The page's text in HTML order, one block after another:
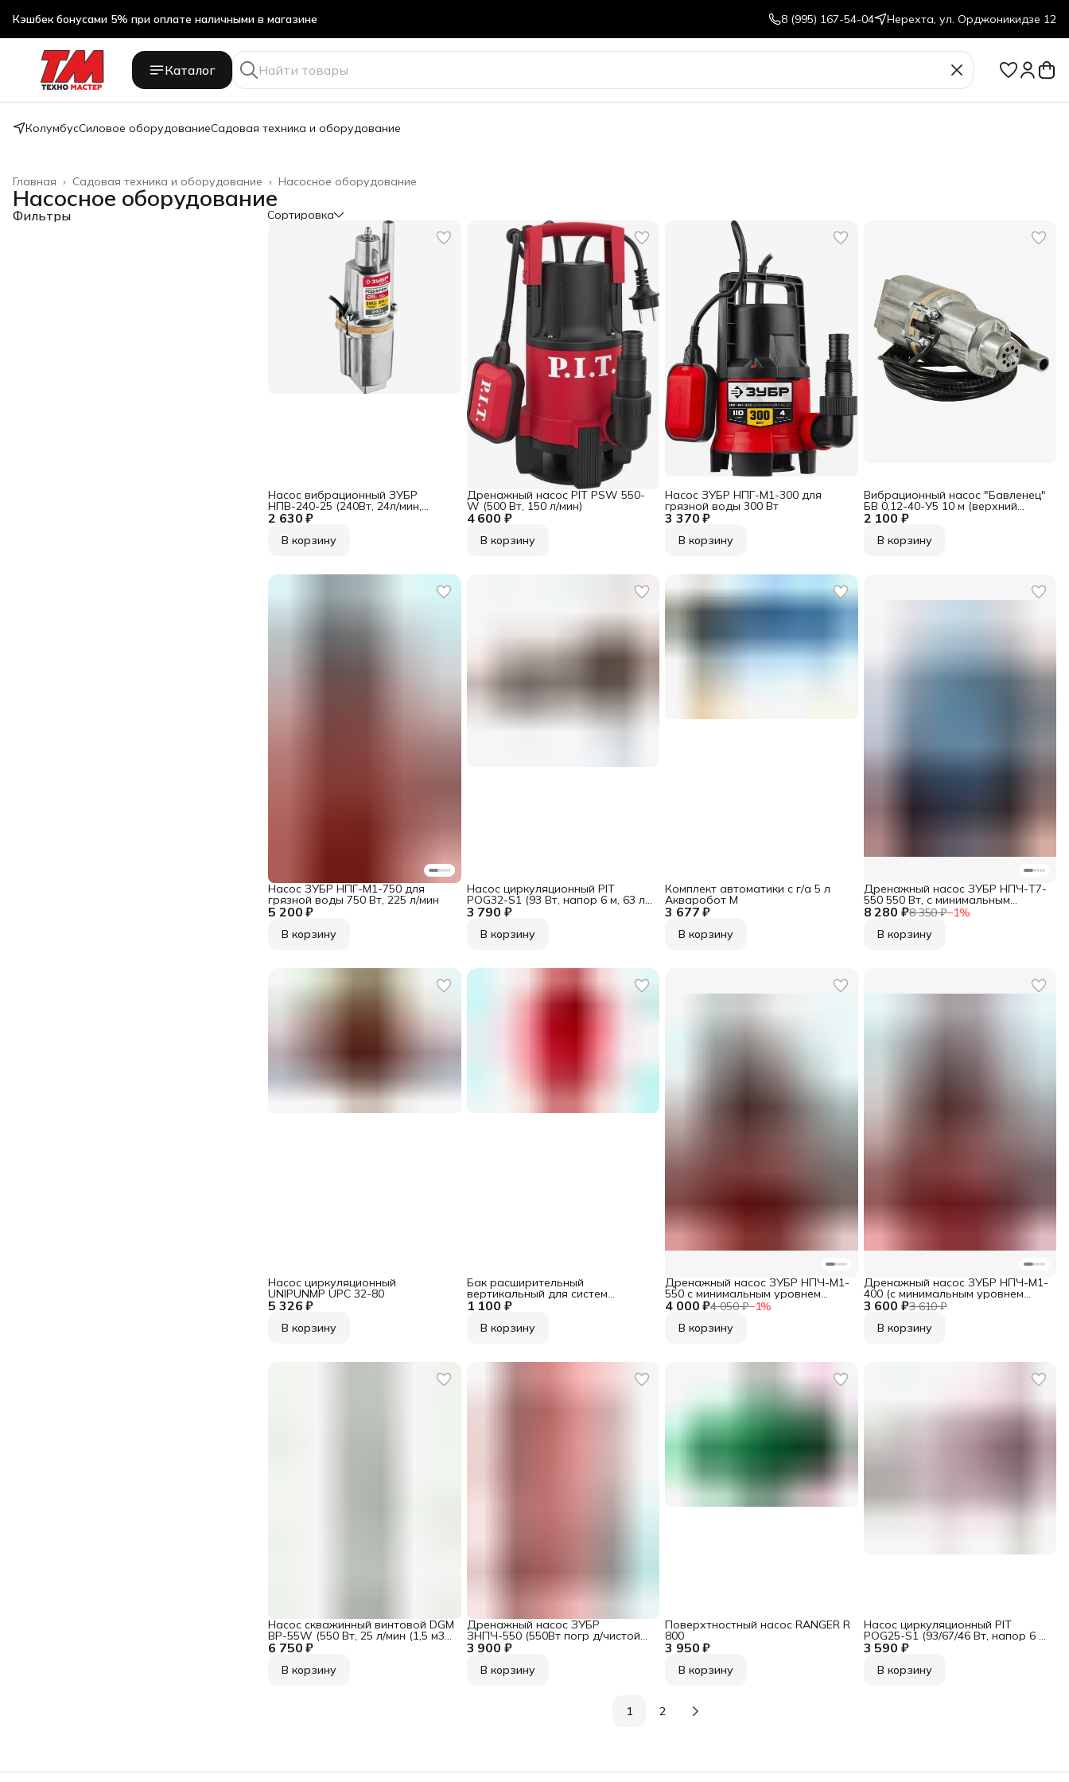
Кэшбек бонусами 5% при оплате наличными в магазине 8 (995) 167-54-04 Нерехта, ул. Орджоникидзе 12
Каталог
КолумбусСиловое оборудованиеСадовая техника и оборудование
Насосное оборудование
Садовая техника и оборудование ›
Главная ›
Насосное оборудование
Фильтры Сортировка
2 630 ₽
Насос вибрационный ЗУБР
НПВ-240-25 (240Вт, 24л/мин,
напор 60м,погружной,для чистой
В корзину
4 600 ₽
Дренажный насос PIT PSW 550-
W (500 Вт, 150 л/мин)
В корзину
3 370 ₽
Насос ЗУБР НПГ-М1-300 для
грязной воды 300 Вт
В корзину
2 100 ₽
Вибрационный насос "Бавленец"
БВ 0,12-40-У5 10 м (верхний
забор)
В корзину
5 200 ₽
Насос ЗУБР НПГ-М1-750 для
грязной воды 750 Вт, 225 л/мин
В корзину
3 790 ₽
Насос циркуляционный PIT
POG32-S1 (93 Вт, напор 6 м, 63 л/
мин)
В корзину
3 677 ₽
Комплект автоматики с г/а 5 л
Акваробот М
В корзину
8 280 ₽8 350 ₽−1%
Дренажный насос ЗУБР НПЧ-Т7-
550 550 Вт, с минимальным
уровнем откачки до 1мм
В корзину
5 326 ₽
Насос циркуляционный
UNIPUNMP UPC 32-80
В корзину
1 100 ₽
Бак расширительный
вертикальный для систем
отопления 5 л /UNIPUMP
В корзину
4 000 ₽4 050 ₽−1%
Дренажный насос ЗУБР НПЧ-М1-
550 с минимальным уровнем
откачки, 550 Вт
В корзину
3 600 ₽3 610 ₽
Дренажный насос ЗУБР НПЧ-М1-
400 (с минимальным уровнем
откачки, 400 Вт)
В корзину
6 750 ₽
Насос скважинный винтовой DGM
BP-55W (550 Вт, 25 л/мин (1,5 м3/
ч), 70 м выс. напора )
В корзину
3 900 ₽
Дренажный насос ЗУБР
ЗНПЧ-550 (550Вт погр д/чистой
воды, 240л/мин)
В корзину
3 950 ₽
Поверхтностный насос RANGER R
800
В корзину
3 590 ₽
Насос циркуляционный PIT
POG25-S1 (93/67/46 Вт, напор 6 м,
63 л/мин)
В корзину
1 2